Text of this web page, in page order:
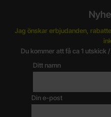
Jag önskar erbjudanden,
Du kommer att få ca 1 utskick
Ditt namn
Din e-post